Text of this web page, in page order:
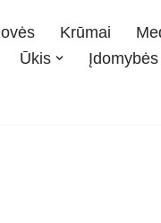
Krūmai
Ūkis Įdomybės